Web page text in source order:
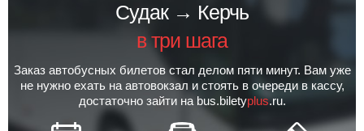
Судак → Керчь
в три шага
Заказ автобусных билетов стал делом пяти минут. Вам уже
не нужно ехать на автовокзал и стоять в очереди в кассу,
достаточно зайти на bus.biletyplus.ru.